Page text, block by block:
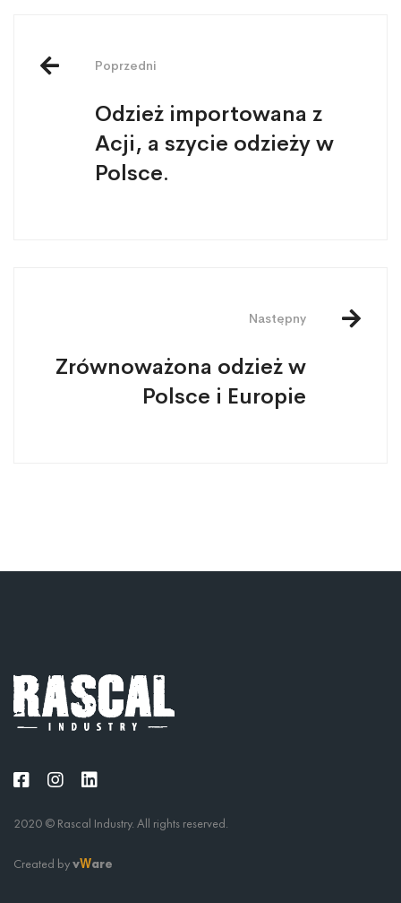
Poprzedni
Odzież importowana z
Acji, a szycie odzieży w
Polsce.
Następny
Zrównoważona odzież w
Polsce i Europie
2020 © Rascal Industry. All rights reserved.
Created byvWare